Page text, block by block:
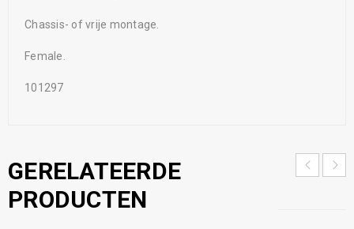
Chassis- of vrije montage.
Female.
101297
GERELATEERDE
PRODUCTEN